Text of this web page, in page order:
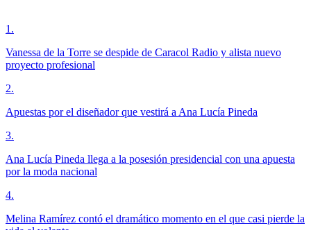
1 .
Vanessa de la Torre se despide de Caracol Radio y alista nuevo
proyecto profesional
2.
Apuestas por el diseñador que vestirá a Ana Lucía Pineda
3.
Ana Lucía Pineda llega a la posesión presidencial con una apuesta
por la moda nacional
4.
Melina Ramírez contó el dramático momento en el que casi pierde la